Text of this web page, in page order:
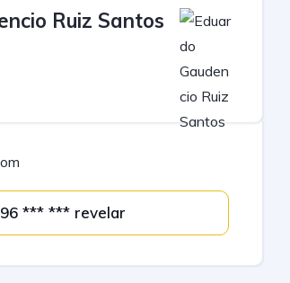
Ruiz Santos
696 *** *** revelar